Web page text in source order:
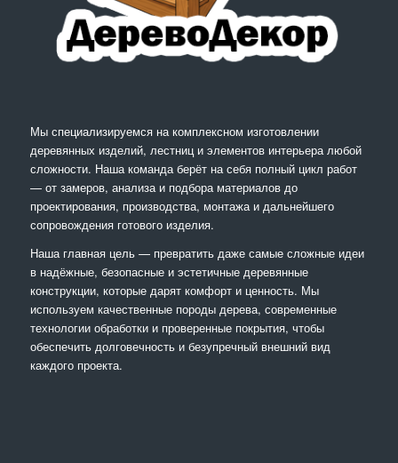
Мы специализируемся на комплексном изготовлении
деревянных изделий, лестниц и элементов интерьера любой
сложности. Наша команда берёт на себя полный цикл работ
— от замеров, анализа и подбора материалов до
проектирования, производства, монтажа и дальнейшего
сопровождения готового изделия.
Наша главная цель — превратить даже самые сложные идеи
в надёжные, безопасные и эстетичные деревянные
конструкции, которые дарят комфорт и ценность. Мы
используем качественные породы дерева, современные
технологии обработки и проверенные покрытия, чтобы
обеспечить долговечность и безупречный внешний вид
каждого проекта.